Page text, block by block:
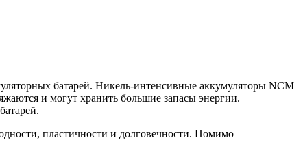
батарей. Никель-интенсивные аккумуляторы NCM
и могут хранить большие запасы энергии.
пластичности и долговечности. Помимо